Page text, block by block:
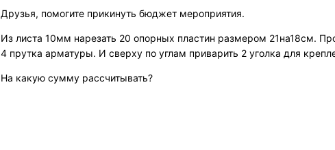
Друзья, помогите прикинуть бюджет мероприятия.
Из листа 10мм нарезать 20 опорных пластин размером 21на18см.
4 прутка арматуры. И сверху по углам приварить 2 уголка для
На какую сумму рассчитывать?